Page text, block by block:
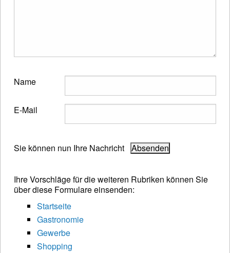
Name
E-Mail
Sie können nun Ihre Nachricht
Ihre Vorschläge für die weiteren Rubriken können Sie
über diese Formulare einsenden:
Startseite
Gastronomie
Gewerbe
Shopping